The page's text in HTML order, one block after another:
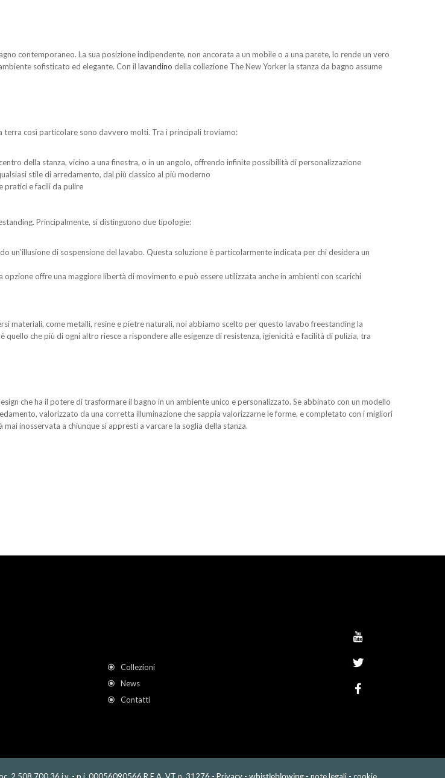
contemporaneo. La sua posizione indipendente, non ancorata a un mobile o a una parete, lo rende un vero
sofisticato ed elegante. Con il lavandino della collezione The New Yorker la stanza da bagno assume
così particolare sono davvero molti. Tra i principali troviamo:
della stanza, vicino a una finestra, o in un angolo, offrendo infinite possibilità di personalizzazione
stile di arredamento, dal più classico al più moderno
pratici e facili da pulire
Principalmente, si distinguono due tipologie:
un'illusione di sospensione del lavabo. Questa soluzione è particolarmente indicata per chi desidera un
offre una maggiore libertà di movimento e può essere utilizzata anche in ambienti con scarichi
materiali, come metalli, resine e pietre naturali, noi abbiamo scelto per questo lavabo freestanding la
che più di ogni altro riesce a rispondere alle esigenze di resistenza, igienicità e facilità di pulizia, tra
che ha il potere di trasformare il bagno in un ambiente unico e personalizzato. Se abbinato con un modello
valorizzato da una corretta illuminazione che sappia valorizzarne le forme, e completato con i migliori
inosservata a chiunque si appresti a varcare la soglia della stanza.
Collezioni
News
Contatti